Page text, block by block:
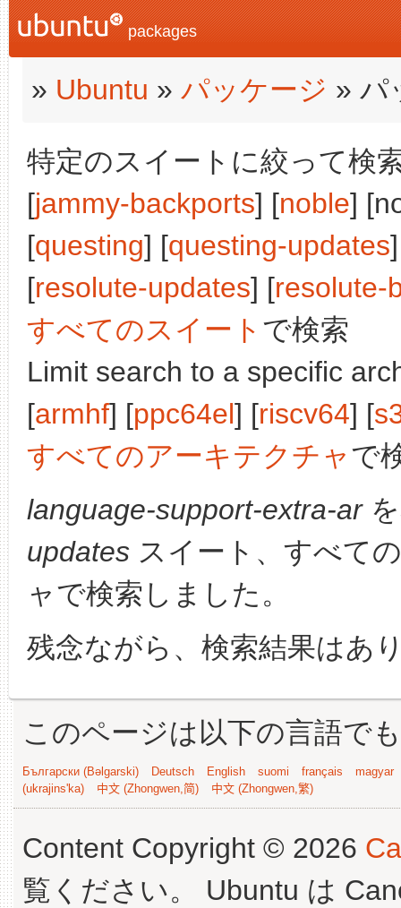
packages
» Ubuntu » パッケージ » パ
特定のスイートに絞って検
[jammy-backports] [noble]
[questing] [questing-updates
[resolute-updates] [resolute-
すべてのスイート で検索
Limit search to a specific
[armhf] [ppc64el] [riscv64] [
すべてのアーキテクチャで
language-support-extra-arを
updates スイート、すべて
ャで検索しました。
残念ながら、検索結果はあ
このページは以下の言語で
Български (Bəlgarski) Deutsch English suomi français
magyar
(ukrajins'ka)
中文 (Zhongwen,简) 中文 (Zhongwen,繁)
Content Copyright © 2026
覧ください。 Ubuntu は